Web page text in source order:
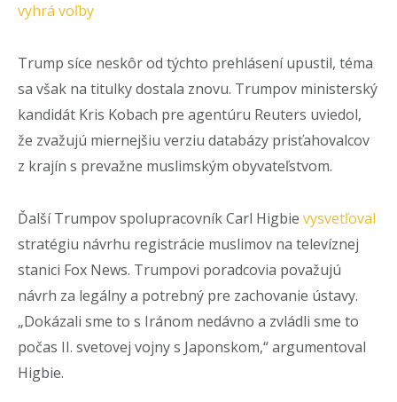
vyhrá voľby
Trump síce neskôr od týchto prehlásení upustil, téma
sa však na titulky dostala znovu. Trumpov ministerský
kandidát Kris Kobach pre agentúru Reuters uviedol,
že zvažujú miernejšiu verziu databázy prisťahovalcov
z krajín s prevažne muslimským obyvateľstvom.
Ďalší Trumpov spolupracovník Carl Higbie vysvetľoval
stratégiu návrhu registrácie muslimov na televíznej
stanici Fox News. Trumpovi poradcovia považujú
návrh za legálny a potrebný pre zachovanie ústavy.
„Dokázali sme to s Iránom nedávno a zvládli sme to
počas II. svetovej vojny s Japonskom,“ argumentoval
Higbie.